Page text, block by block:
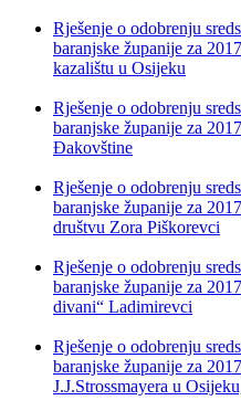
Rješenje o odobrenju
baranjske županije za
kazalištu u Osijeku
Rješenje o odobrenju
baranjske županije za
Đakovštine
Rješenje o odobrenju
baranjske županije za
društvu Zora Piškorevci
Rješenje o odobrenju
baranjske županije za
divani“ Ladimirevci
Rješenje o odobrenju
baranjske županije za
J.J.Strossmayera u